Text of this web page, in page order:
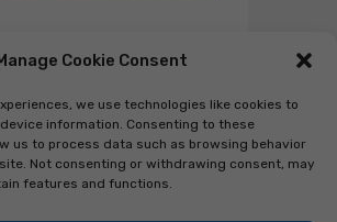
Cookie Consent
we use technologies like cookies to
information. Consenting to these
us to process data such as browsing behavior
Not consenting or withdrawing consent, may
features and functions.
MOTO 7″ PER DUCATI
BMW RACER
5
(1 review)
109,99€
€